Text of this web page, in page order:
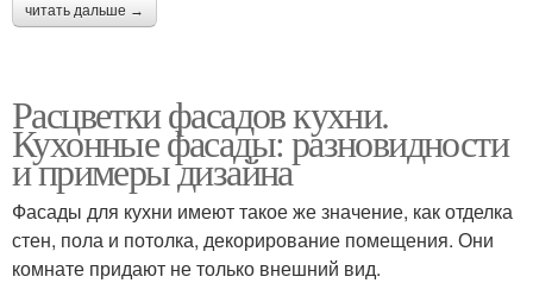
читать дальше →
Расцветки фасадов кухни.
Кухонные фасады: разновидности
и примеры дизайна
Фасады для кухни имеют такое же значение, как отделка
стен, пола и потолка, декорирование помещения. Они
комнате придают не только внешний вид.